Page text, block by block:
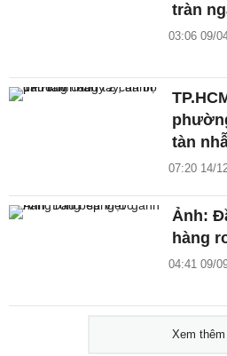
tràn
03:06 09/
tàn
07:20 14/
Ảnh:
hàng
04:41 09/
Xem thêm